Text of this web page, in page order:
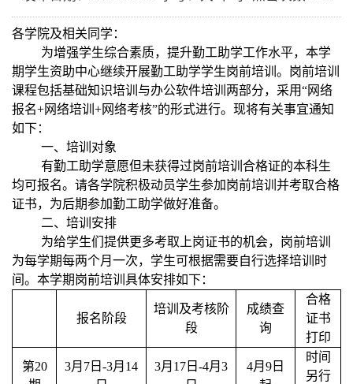
各学院及相关同学：
为增强学生综合素质，提升勤工助学工作水平，本学
期学生资助中心继续开展勤工助学学生岗前培训。岗前培训
课程包括基础知识培训与办公软件培训两部分，采用“网络
报名+网络培训 +网络考核”的形式进行。现将有关事宜通知
如下：
一、培训对象
有勤工助学意愿但未获得过岗前培训合格证的本科生
均可报名。请各学院积极动员学生参加岗前培训并考取合格
证书，为后期参加勤工助学做好准备。
二、培训安排
为给学生们提供更多考取上岗证书的机会，岗前培训
为每学期每两个月一次，学生可根据需要自行选择培训时
间。本学期岗前培训具体安排如下：
报名阶段
培训及考核阶
段
成绩查
询
合格
证书
打印
第20
3月 7 日 -3月 14
3月 17 日 -4月 3
4月 9 日
时间
另行